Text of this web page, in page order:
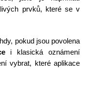
prvků, které se v
pokud jsou povolena
i klasická oznámení
vybrat, které aplikace